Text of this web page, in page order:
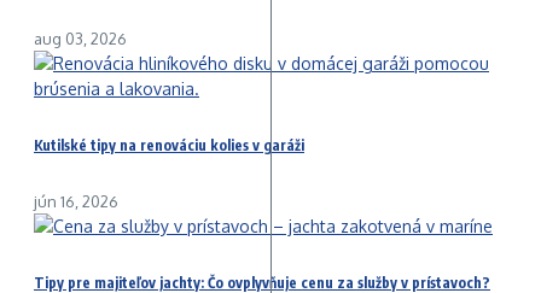
aug 03, 2026
Kutilské tipy na renováciu kolies v garáži
jún 16, 2026
Tipy pre majiteľov jachty: Čo ovplyvňuje cenu za služby v prístavoch?